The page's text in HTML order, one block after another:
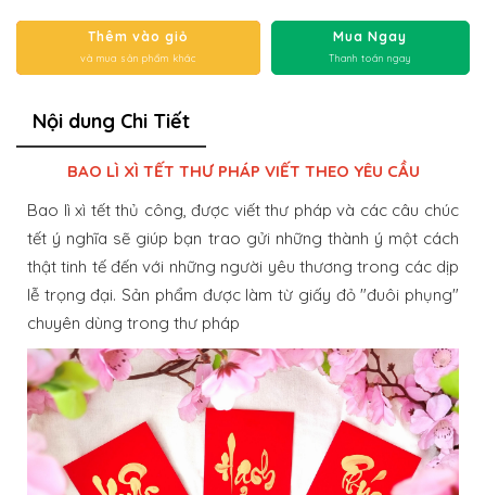
Thêm vào giỏ
và mua sản phẩm khác
Mua Ngay
Thanh toán ngay
Nội dung Chi Tiết
BAO LÌ XÌ TẾT THƯ PHÁP VIẾT THEO YÊU CẦU
Bao lì xì tết thủ công, được viết thư pháp và các câu chúc
tết ý nghĩa sẽ giúp bạn trao gửi những thành ý một cách
thật tinh tế đến với những người yêu thương trong các dịp
lễ trọng đại. Sản phẩm được làm từ giấy đỏ "đuôi phụng"
chuyên dùng trong thư pháp